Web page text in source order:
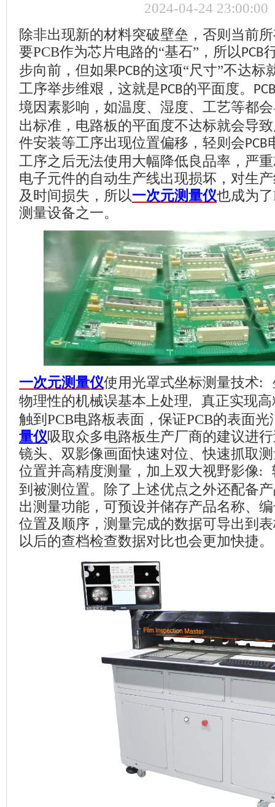
2024-04-24 23:00:00
除非出现新的材料突破壁垒，否则当前
要PCB作为芯片电路的“基石”，所以PCB
步向前，但如果PCB的这项“尺寸”不达标
工序举步维艰，这就是PCB的平面度。
境因素影响，如温度、湿度、工艺等都
出标准，电路板的平面度不达标就会导
件安装等工序出现位置偏移，轻则会PCB
工序之后无法使用大幅降低良品率，严
电子元件的自动生产线出现损坏，对生
及时间损失，所以一次元测量仪也成为了
测量设备之一。
一次元测量仪使用光罩式坐标测量技术:
物理性的机械误基本上处理, 真正实现
触到 PCB电路板表面，保证PCB的表面光
量仪吸取众多电路板生产厂商的建议进
镜头、双影像画面快速对位、快速抓取
位置并高精度测量，加上双大视野影像:
到被测位置。除了上述优点之外还配备
出测量功能，可预设并储存产品名称、
位置及顺序，测量完成的数据可导出到
以后的查档检查数据对比也会更加快捷。